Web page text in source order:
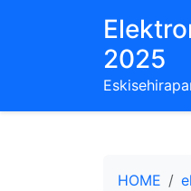
2025
HOME